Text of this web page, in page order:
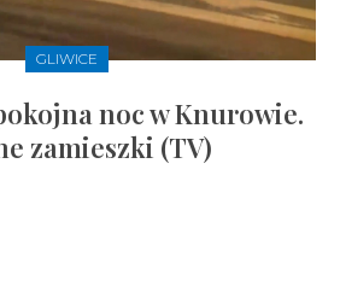
GLIWICE
noc w Knurowie.
zamieszki (TV)